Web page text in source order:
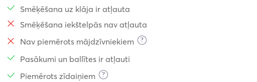
Smēķēšana uz klāja ir atļauta
Smēķēšana iekštelpās nav atļauta
Nav piemērots mājdzīvniekiem
?
Pasākumi un ballītes ir atļauti
Piemērots zīdaiņiem
?